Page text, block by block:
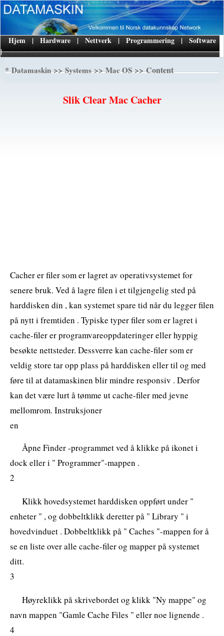
|
Hjem | Hardware | Nettverk | Programmering | Software
*Datamaskin>>Systems>>Mac OS>> Content
Slik Clear Mac Cacher
Cacher er filer som er lagret av operativsystemet for
senere bruk. Ved å lagre filen i et tilgjengelig sted på
harddisken din , kan systemet spare tid når du legger filen
på nytt i fremtiden . Typiske typer filer som er lagret i
cache-filer er programvareoppdateringer eller hyppig
besøkte nettsteder. Dessverre kan cache-filer som er
veldig store tar opp plass på harddisken eller til og med
føre til at datamaskinen blir mindre responsiv . Derfor
kan det være lurt å tømme ut cache-filer med jevne
mellomrom. Instruksjoner
en
Åpne Finder -programmet ved å klikke på ikonet i
dock eller i " Programmer"-mappen .
2
Klikk hovedsystemet harddisken oppført under "
enheter " , og dobbeltklikk deretter på " Library " i
hovedvinduet . Dobbeltklikk på " Caches "-mappen for å
se en liste over alle cache-filer og mapper på systemet
ditt.
3
Høyreklikk på skrivebordet og klikk "Ny mappe" og
navn mappen "Gamle Cache Files " eller noe lignende .
4